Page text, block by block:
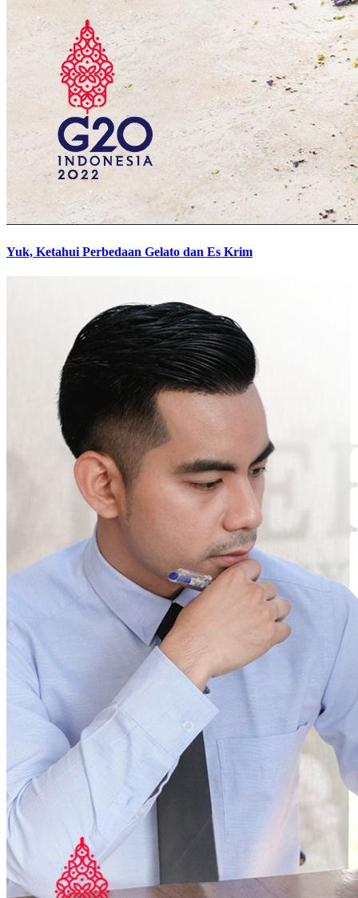
Yuk, Ketahui Perbedaan Gelato dan Es Krim